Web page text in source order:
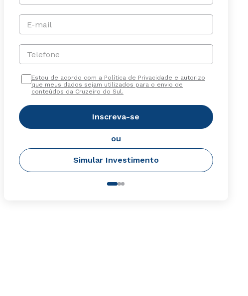
E-mail
Telefone
Estou de acordo com a Política de Privacidade e autorizo
que meus dados sejam utilizados para o envio de
conteúdos da Cruzeiro do Sul.
Inscreva-se
ou
Simular Investimento